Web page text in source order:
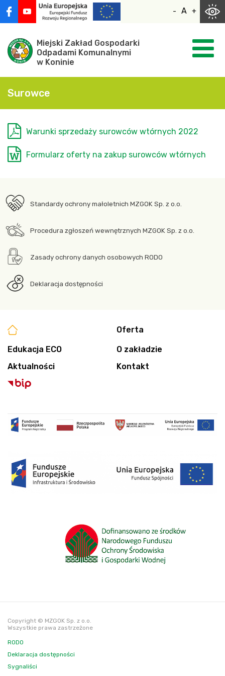
Skocz
do
zawartości
- A +
Miejski Zakład Gospodarki
Odpadami Komunalnymi
w Koninie
Surowce
Warunki sprzedaży surowców wtórnych 2022
Formularz oferty na zakup surowców wtórnych
Standardy ochrony małoletnich MZGOK Sp. z o.o.
Procedura zgłoszeń wewnętrznych MZGOK Sp. z o.o.
Zasady ochrony danych osobowych RODO
Deklaracja dostępności
Oferta
Edukacja ECO
O zakładzie
Aktualności
Kontakt
Copyright © MZGOK Sp. z o.o.
Wszystkie prawa zastrzeżone
RODO
Deklaracja dostępności
Sygnaliści